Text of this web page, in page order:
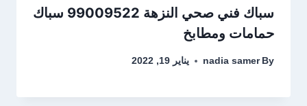
سباك فني صحي النزهة 99009522 سباك
حمامات ومطابخ
By
nadia samer يناير 19, 2022